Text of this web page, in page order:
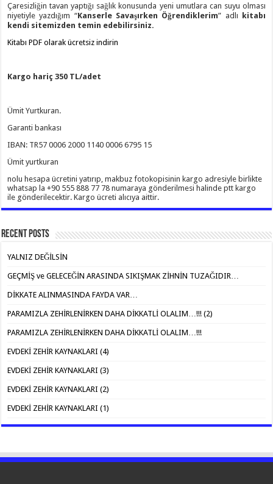
Çaresizliğin tavan yaptığı sağlık konusunda yeni umutlara can suyu olması
niyetiyle yazdığım “Kanserle Savaşırken Öğrendiklerim” adlı kitabı
kendi sitemizden temin edebilirsiniz.
Kitabı PDF olarak ücretsiz indirin
Kargo hariç 350 TL/adet
Ümit Yurtkuran.
Garanti bankası
IBAN: TR57 0006 2000 1140 0006 6795 15
Ümit yurtkuran
nolu hesapa ücretini yatırıp, makbuz fotokopisinin kargo adresiyle birlikte
whatsap la +90 555 888 77 78 numaraya gönderilmesi halinde ptt kargo
ile gönderilecektir. Kargo ücreti alıcıya aittir.
Recent Posts
YALNIZ DEĞİLSİN
GEÇMİŞ ve GELECEĞİN ARASINDA SIKIŞMAK ZİHNİN TUZAĞIDIR…
DİKKATE ALINMASINDA FAYDA VAR…
PARAMIZLA ZEHİRLENİRKEN DAHA DİKKATLİ OLALIM…!!! (2)
PARAMIZLA ZEHİRLENİRKEN DAHA DİKKATLİ OLALIM…!!!
EVDEKİ ZEHİR KAYNAKLARI (4)
EVDEKİ ZEHİR KAYNAKLARI (3)
EVDEKİ ZEHİR KAYNAKLARI (2)
EVDEKİ ZEHİR KAYNAKLARI (1)